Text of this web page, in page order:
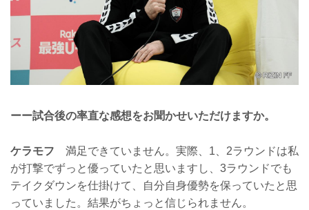
ーー試合後の率直な感想をお聞かせいただけますか。
ケラモフ 満足できていません。実際、1、2ラウンドは私
が打撃でずっと優っていたと思いますし、3ラウンドでも
テイクダウンを仕掛けて、自分自身優勢を保っていたと思
っていました。結果がちょっと信じられません。